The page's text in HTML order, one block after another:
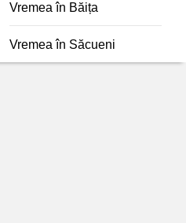
Vremea în Băița
Vremea în Săcueni